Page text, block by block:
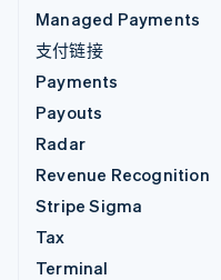
Managed Payments
支付链接
Payments
Payouts
Radar
Revenue Recognition
Stripe Sigma
Tax
Terminal